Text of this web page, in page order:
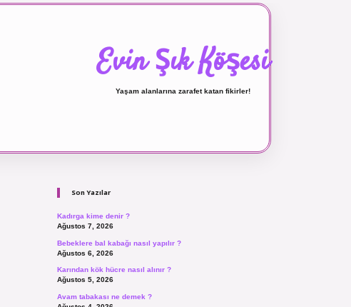
Evin Şık Köşesi
Yaşam alanlarına zarafet katan fikirler!
Son Yazılar
Kadırga kime denir ?
Ağustos 7, 2026
Bebeklere bal kabağı nasıl yapılır ?
Ağustos 6, 2026
Karından kök hücre nasıl alınır ?
Ağustos 5, 2026
Avam tabakası ne demek ?